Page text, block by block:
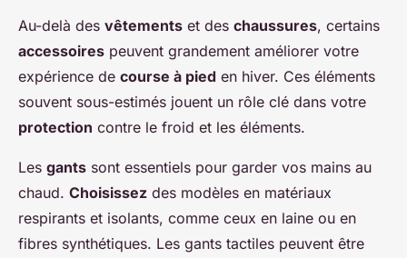
Au-delà des vêtements et des chaussures, certains
accessoires peuvent grandement améliorer votre
expérience de course à pied en hiver. Ces éléments
souvent sous-estimés jouent un rôle clé dans votre
protection contre le froid et les éléments.
Les gants sont essentiels pour garder vos mains au
chaud. Choisissez des modèles en matériaux
respirants et isolants, comme ceux en laine ou en
fibres synthétiques. Les gants tactiles peuvent être